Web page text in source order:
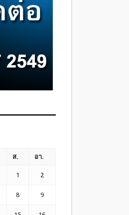
ส. อา.
1 2
8 9